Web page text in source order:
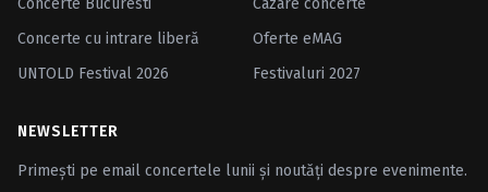
Concerte Bucuresti
Cazare concerte
Concerte cu intrare liberă
Oferte eMAG
UNTOLD Festival 2026
Festivaluri 2027
NEWSLETTER
Primești pe email concertele lunii și noutăți despre evenimente.